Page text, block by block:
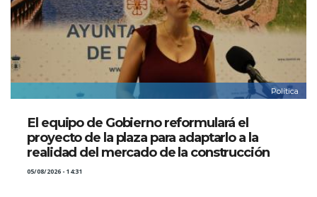
Política
El equipo de Gobierno reformulará el
proyecto de la plaza para adaptarlo a la
realidad del mercado de la construcción
05/08/2026 - 14:31